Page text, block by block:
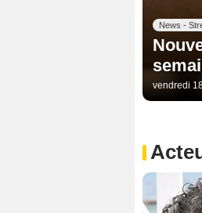
News -
vendredi